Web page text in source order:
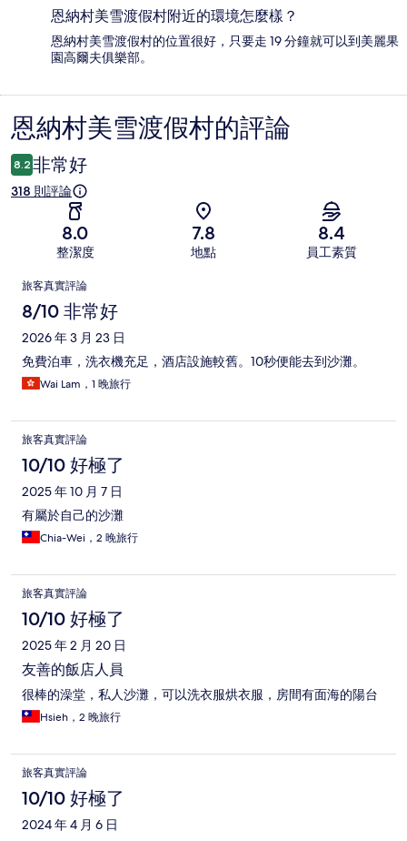
恩納村美雪渡假村附近的環境怎麼樣？
恩納村美雪渡假村的位置很好，只要走 19 分鐘就可以到美麗果
園高爾夫俱樂部。
評
論
恩納村美雪渡假村的評論
8.2 非常好
318 則評論
8.0
整潔度
7.8
地點
8.4
員工素質
評
論
旅客真實評論
8/10 非常好
2026 年 3 月 23 日
免費泊車，洗衣機充足，酒店設施較舊。10秒便能去到沙灘。
Wai Lam，1 晚旅行
旅客真實評論
10/10 好極了
2025 年 10 月 7 日
有屬於自己的沙灘
Chia-Wei，2 晚旅行
旅客真實評論
10/10 好極了
2025 年 2 月 20 日
友善的飯店人員
很棒的澡堂，私人沙灘，可以洗衣服烘衣服，房間有面海的陽台
Hsieh，2 晚旅行
旅客真實評論
10/10 好極了
2024 年 4 月 6 日